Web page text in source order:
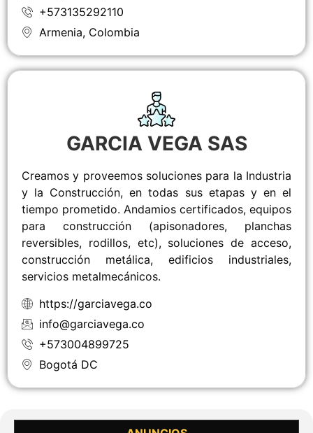
+573135292110
Armenia, Colombia
GARCIA VEGA SAS
Creamos y proveemos soluciones para la Industria
y la Construcción, en todas sus etapas y en el
tiempo prometido. Andamios certificados, equipos
para construcción (apisonadores, planchas
reversibles, rodillos, etc), soluciones de acceso,
construcción metálica, edificios industriales,
servicios metalmecánicos.
https://garciavega.co
info@garciavega.co
+573004899725
Bogotá DC